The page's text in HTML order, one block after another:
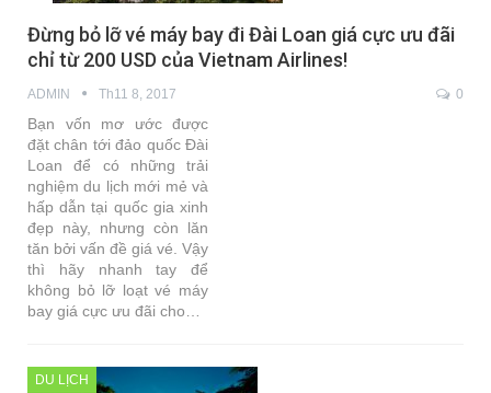
Đừng bỏ lỡ vé máy bay đi Đài Loan giá cực ưu đãi
chỉ từ 200 USD của Vietnam Airlines!
ADMIN Th11 8, 2017 0
Bạn vốn mơ ước được
đặt chân tới đảo quốc Đài
Loan để có những trải
nghiệm du lịch mới mẻ và
hấp dẫn tại quốc gia xinh
đẹp này, nhưng còn lăn
tăn bởi vấn đề giá vé. Vậy
thì hãy nhanh tay để
không bỏ lỡ loạt vé máy
bay giá cực ưu đãi cho…
DU LỊCH